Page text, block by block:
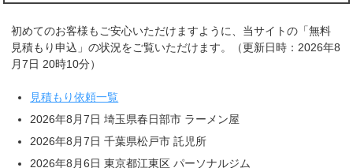
初めてのお客様もご安心いただけますように、当サイトの「無料
見積もり申込」の状況をご覧いただけます。（更新日時：2026年8
月7日 20時10分）
見積もり依頼一覧
2026年8月7日 埼玉県春日部市 ラーメン屋
2026年8月7日 千葉県松戸市 託児所
2026年8月6日 東京都江東区 パーソナルジム